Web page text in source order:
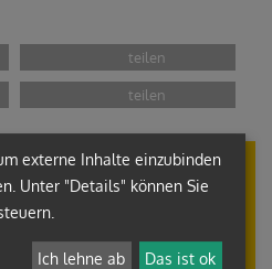
externe Inhalte einzubinden
Unter "Details" können Sie
Ich lehne ab Das ist ok